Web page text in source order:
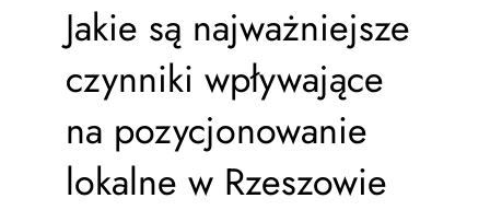
Jakie są najważniejsze
czynniki wpływające
na pozycjonowanie
lokalne w Rzeszowie